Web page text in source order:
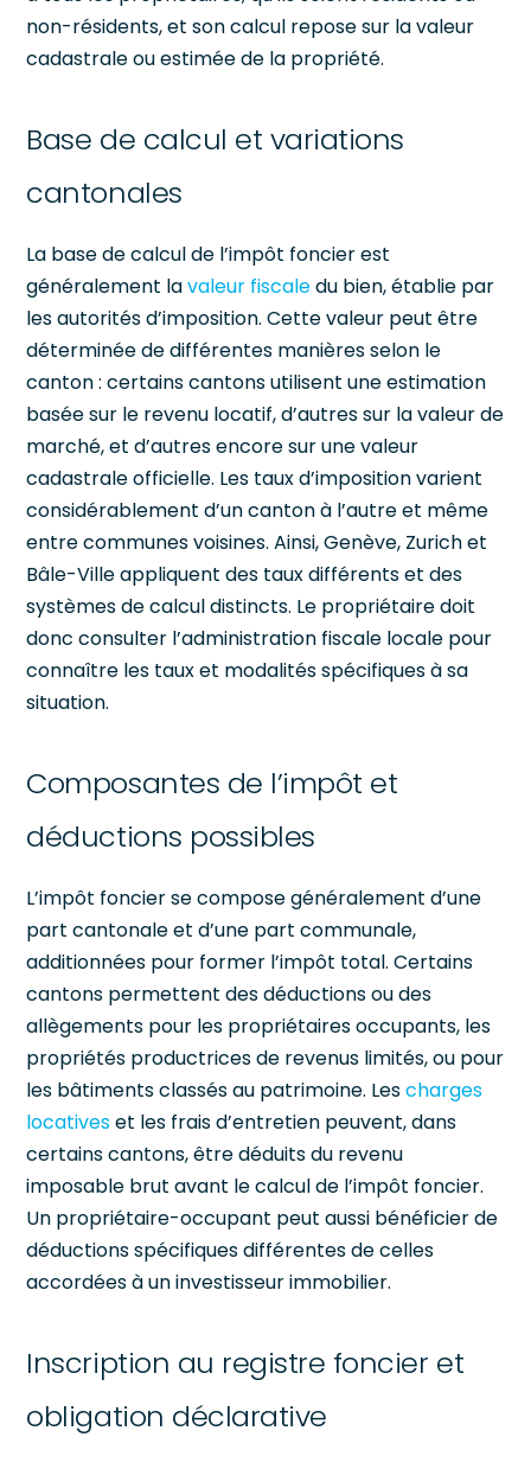
non-résidents, et son calcul repose sur la valeur
cadastrale ou estimée de la propriété.
Base de calcul et variations
cantonales
La base de calcul de l’impôt foncier est
généralement lavaleur fiscaledu bien, établie par
les autorités d’imposition. Cette valeur peut être
déterminée de différentes manières selon le
canton : certains cantons utilisent une estimation
basée sur le revenu locatif, d’autres sur la valeur de
marché, et d’autres encore sur une valeur
cadastrale officielle. Les taux d’imposition varient
considérablement d’un canton à l’autre et même
entre communes voisines. Ainsi, Genève, Zurich et
Bâle-Ville appliquent des taux différents et des
systèmes de calcul distincts. Le propriétaire doit
donc consulter l’administration fiscale locale pour
connaître les taux et modalités spécifiques à sa
situation.
Composantes de l’impôt et
déductions possibles
L’impôt foncier se compose généralement d’une
part cantonale et d’une part communale,
additionnées pour former l’impôt total. Certains
cantons permettent des déductions ou des
allègements pour les propriétaires occupants, les
propriétés productrices de revenus limités, ou pour
les bâtiments classés au patrimoine. Lescharges
locativeset les frais d’entretien peuvent, dans
certains cantons, être déduits du revenu
imposable brut avant le calcul de l’impôt foncier.
Un propriétaire-occupant peut aussi bénéficier de
déductions spécifiques différentes de celles
accordées à un investisseur immobilier.
Inscription au registre foncier et
obligation déclarative